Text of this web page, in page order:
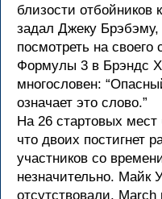
близости отбойников
задал Джеку
посмотреть на
Формулы 3 в Брэндс
многословен:
означает это слово.”
На 26 стартовых мест
что двоих постигнет
участников со
незначительно. Майк
отсутствовали.